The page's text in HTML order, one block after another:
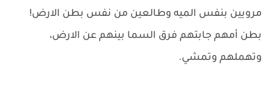
مرويين بنفس الميه وطالعين من نفس بطن الارض!
بطن أمهم جابتهم فرق السما بينهم عن الارض،
وتهملهم وتمشي.